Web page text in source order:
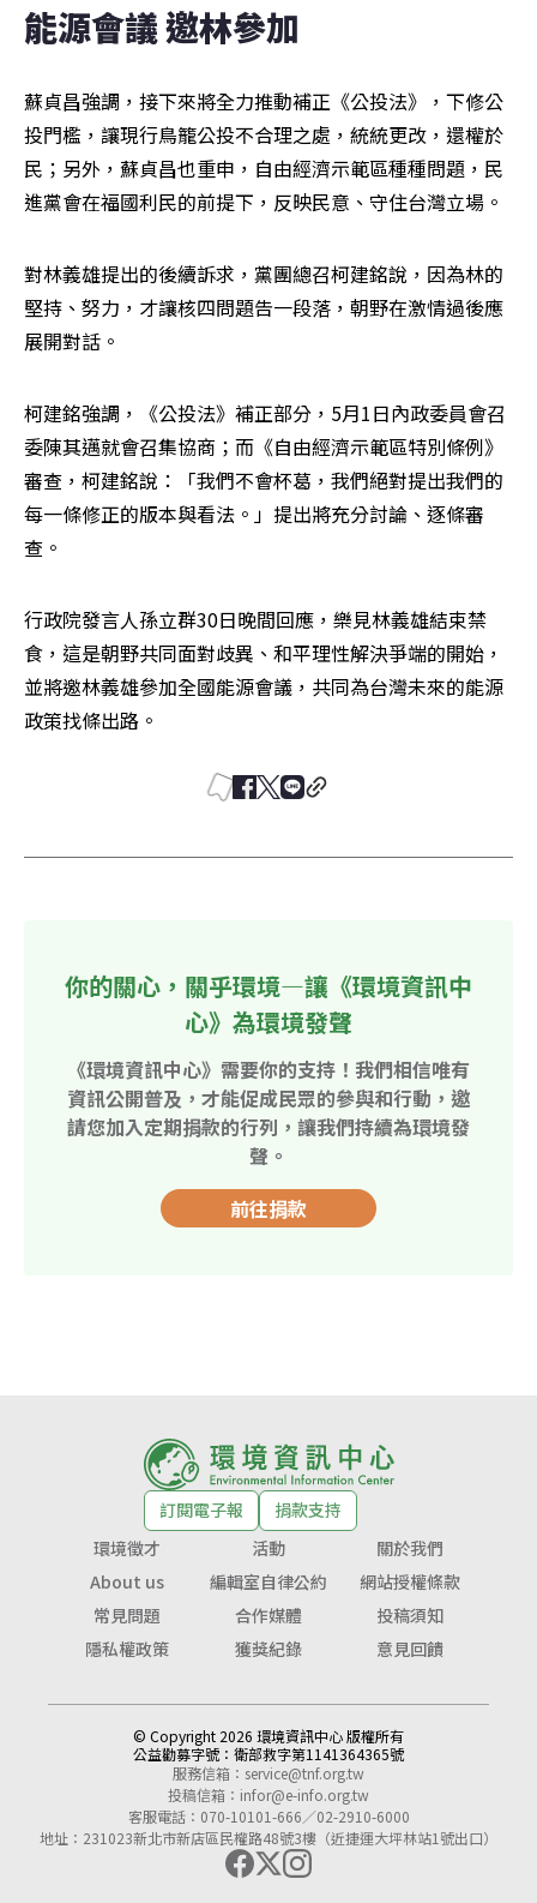
能源會議 邀林參加
蘇貞昌強調，接下來將全力推動補正《公投法》，下修公
投門檻，讓現行鳥籠公投不合理之處，統統更改，還權於
民；另外，蘇貞昌也重申，自由經濟示範區種種問題，民
進黨會在福國利民的前提下，反映民意、守住台灣立場。
對林義雄提出的後續訴求，黨團總召柯建銘說，因為林的
堅持、努力，才讓核四問題告一段落，朝野在激情過後應
展開對話。
柯建銘強調，《公投法》補正部分，5月1日內政委員會召
委陳其邁就會召集協商；而《自由經濟示範區特別條例》
審查，柯建銘說：「我們不會杯葛，我們絕對提出我們的
每一條修正的版本與看法。」提出將充分討論、逐條審
查。
行政院發言人孫立群30日晚間回應，樂見林義雄結束禁
食，這是朝野共同面對歧異、和平理性解決爭端的開始，
並將邀林義雄參加全國能源會議，共同為台灣未來的能源
政策找條出路。
你的關心，關乎環境—讓《環境資訊中
心》為環境發聲
《環境資訊中心》需要你的支持！我們相信唯有
資訊公開普及，才能促成民眾的參與和行動，邀
請您加入定期捐款的行列，讓我們持續為環境發
聲。
前往捐款
訂閱電子報
捐款支持
環境徵才
活動
關於我們
About us
編輯室自律公約
網站授權條款
常見問題
合作媒體
投稿須知
隱私權政策
獲獎紀錄 意見回饋
© Copyright 2026 環境資訊中心 版權所有
公益勸募字號： 衛部救字第1141364365號
服務信箱： service@tnf.org.tw
投稿信箱： infor@e-info.org.tw
客服電話：070-10101-666／02-2910-6000
地址：231023新北市新店區民權路48號3樓（近捷運大坪林站1號出口）